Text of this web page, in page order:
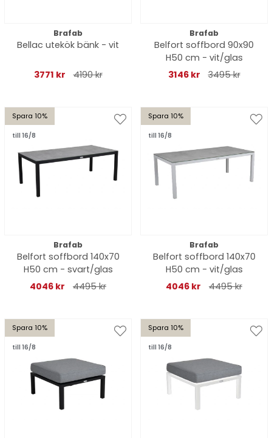
Brafab
Bellac utekök bänk - vit
3771 kr 4190 kr
Brafab
Belfort soffbord 90x90
H50 cm - vit/glas
3146 kr
3495 kr
Spara 10%
till 16/8
Brafab
Belfort soffbord 140x70
H50 cm - svart/glas
4046 kr
4495 kr
Spara 10%
till 16/8
Brafab
Belfort soffbord 140x70
H50 cm - vit/glas
4046 kr
4495 kr
Spara 10%
till 16/8
Spara 10%
till 16/8